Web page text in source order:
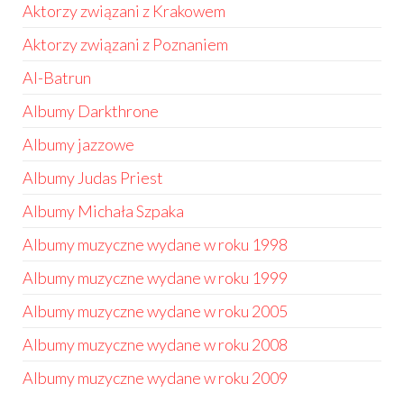
Aktorzy związani z Krakowem
Aktorzy związani z Poznaniem
Al-Batrun
Albumy Darkthrone
Albumy jazzowe
Albumy Judas Priest
Albumy Michała Szpaka
Albumy muzyczne wydane w roku 1998
Albumy muzyczne wydane w roku 1999
Albumy muzyczne wydane w roku 2005
Albumy muzyczne wydane w roku 2008
Albumy muzyczne wydane w roku 2009